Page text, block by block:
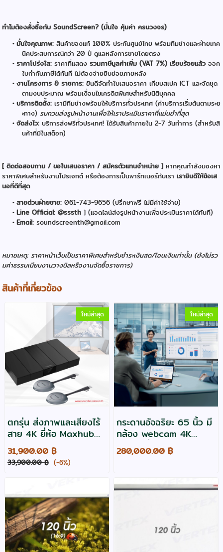
ทำไมต้องสั่งซื้อกับ SoundScreen? (มั่นใจ คุ้มค่า ครบวงจร)
มั่นใจคุณภาพ:สินค้าของแท้ 100% ประกันศูนย์ไทย พร้อมทีมช่างและฝ่ายเทค
นิคประสบการณ์กว่า 20 ปี ดูแลหลังการขายโดยตรง
ราคาโปร่งใส:ราคาที่แสดง รวมภาษีมูลค่าเพิ่ม (VAT 7%) เรียบร้อยแล้วออก
ใบกำกับภาษีได้ทันที ไม่ต้องจ่ายยิบย่อยภายหลัง
งานโครงการ & ราชการ:ยินดีจัดทำใบเสนอราคา เทียบสเปค ICT และจัดชุด
ตามงบประมาณ พร้อมเงื่อนไขเครดิตพิเศษสำหรับนิติบุคคล
บริการติดตั้ง:เรามีทีมช่างพร้อมให้บริการทั่วประเทศ (ค่าบริการเริ่มต้นตามระย
ะทาง)รบกวนส่งรูปหน้างานเพื่อให้เราประเมินราคาที่แม่นยำที่สุด
จัดส่งไว:บริการส่งฟรีทั่วประเทศ! ได้รับสินค้าภายใน 2-7 วันทำการ (สำหรับสิ
นค้าที่มีในสต็อก)
[ ติดต่อสอบถาม / ขอใบเสนอราคา / สมัครตัวแทนจำหน่าย ]หากคุณกำลังมองหา
ราคาพิเศษสำหรับงานโปรเจกต์ หรือต้องการเป็นพาร์ทเนอร์กับเราเรายินดีให้ข้อเส
นอที่ดีที่สุด
สายด่วนฝ่ายขาย:061-743-9656 (ปรึกษาฟรี ไม่มีค่าใช้จ่าย)
Line Official: @sssth ] (แอดไลน์ส่งรูปหน้างานเพื่อประเมินราคาได้ทันที)
Email:soundscreenth@gmail.com
หมายเหตุ: ราคาหน้าเว็บเป็นราคาพิเศษสำหรับชำระเงินสด/โอนเงินเท่านั้น (ยังไม่รว
มค่าธรรมเนียมงานวางบิลหรืองานจัดซื้อราชการ)
สินค้าที่เกี่ยวข้อง
ใหม่ล่าสุด
ตกรุ่น ส่งภาพและเสียงไร้
สาย 4K ยี่ห้อ Maxhub
รุ่น WB05+WT13M x
2ใช้ง่าย wireless
sharing box
31,900.00 ฿
33,900.00 ฿ (-6%)
ใหม่ล่าสุด
กระดานอัจฉริยะ 65 นิ้ว มี
กล้อง webcam 4K
ภายใน ยี่ห้อ Hisense รุ่น
HSN-65WM6FE
280,000.00 ฿